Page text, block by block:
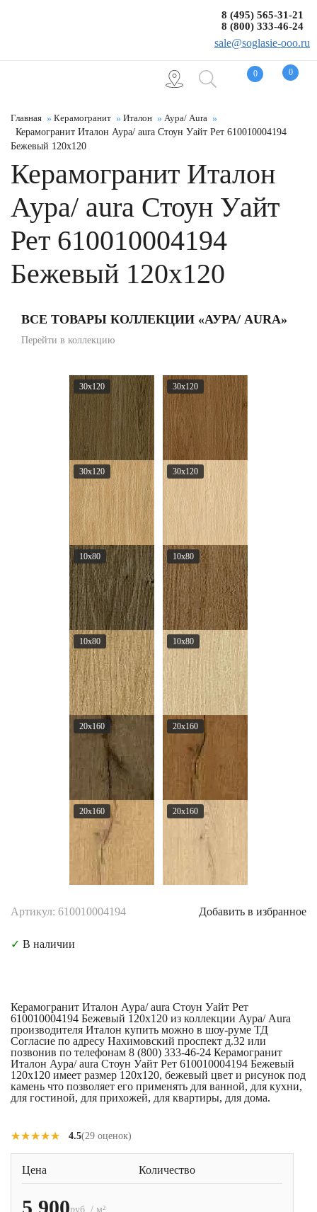
0 0
8 (495) 565-31-21
8 (800) 333-46-24
sale@soglasie-ooo.ru
Главная Керамогранит Италон
Аура/ Aura
Керамогранит Италон Аура/ aura Стоун Уайт Рет 610010004194
Бежевый 120x120
Керамогранит Италон
Аура/ aura Стоун Уайт
Рет 610010004194
Бежевый 120x120
ВСЕ ТОВАРЫ КОЛЛЕКЦИИ «АУРА/ AURA»
Перейти в коллекцию
30x120 30x120
30x120 30x120
10x80 10x80
10x80 10x80
20x160 20x160
20x160 20x160
Артикул: 610010004194 Добавить в избранное
✓ В наличии
Керамогранит Италон Аура/ aura Стоун Уайт Рет
610010004194 Бежевый 120x120 из коллекции Аура/ Aura
производителя Италон купить можно в шоу-руме ТД
Согласие по адресу Нахимовский проспект д.32 или
позвонив по телефонам 8 (800) 333-46-24 Керамогранит
Италон Аура/ aura Стоун Уайт Рет 610010004194 Бежевый
120x120 имеет размер 120x120, бежевый цвет и рисунок под
камень что позволяет его применять для ванной, для кухни,
для гостиной, для прихожей, для квартиры, для дома.
★★★★★
★★★★★ 4.5(29 оценок)
Цена Количество
руб. / м²